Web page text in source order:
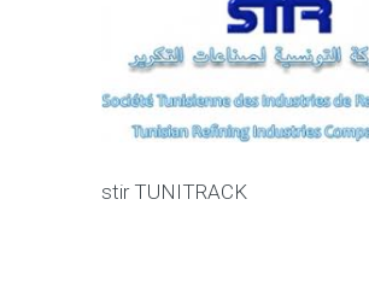
stir TUNITRACK